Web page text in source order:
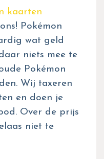
kaarten
Pokémon
wat geld
niets mee te
Pokémon
Wij taxeren
en doen je
Over de prijs
niet te